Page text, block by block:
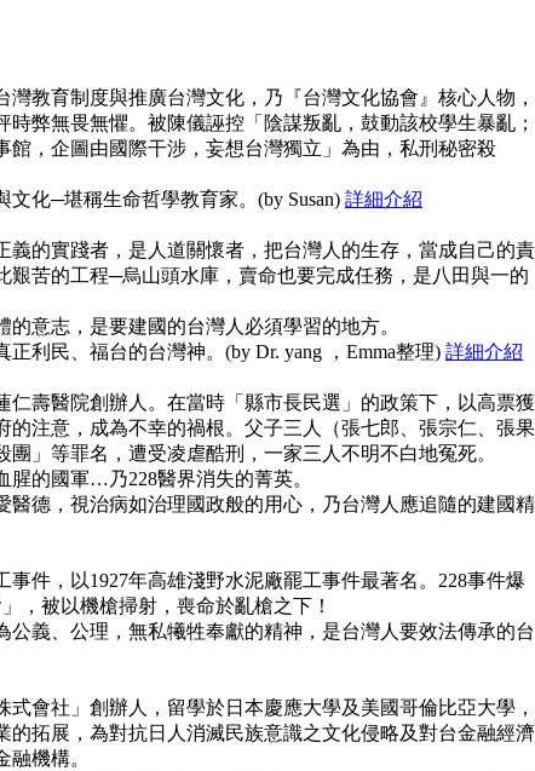
教育制度與推廣台灣文化，乃『台灣文化協會』核心人物，
弊無畏無懼。被陳儀誣控「陰謀叛亂，鼓動該校學生暴亂；
館，企圖由國際干涉，妄想台灣獨立」為由，私刑秘密殺
化─堪稱生命哲學教育家。(by Susan) 詳細介紹
義的實踐者，是人道關懷者，把台灣人的生存，當成自己的責
艱苦的工程─烏山頭水庫，賣命也要完成任務，是八田與一的
意志，是要建國的台灣人必須學習的地方。
利民、福台的台灣神。(by Dr. yang ，Emma整理) 詳細介紹
仁壽醫院創辦人。在當時「縣市長民選」的政策下，以高票獲
的注意，成為不幸的禍根。父子三人（張七郎、張宗仁、張果
」等罪名，遭受凌虐酷刑，一家三人不明不白地冤死。
的國軍…乃228醫界消失的菁英。
醫德，視治病如治理國政般的用心，乃台灣人應追隨的建國精
件，以1927年高雄淺野水泥廠罷工事件最著名。228事件爆
，被以機槍掃射，喪命於亂槍之下！
公義、公理，無私犧牲奉獻的精神，是台灣人要效法傳承的台
會社」創辦人，留學於日本慶應大學及美國哥倫比亞大學，
的拓展，為對抗日人消滅民族意識之文化侵略及對台金融經濟
機構。